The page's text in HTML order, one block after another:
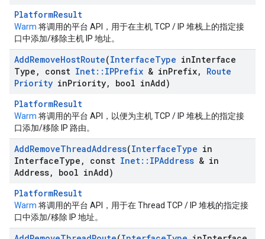
PlatformResult
Warm 将调用的平台 API，用于在主机 TCP / IP 堆栈上的指定接
口中添加/移除主机 IP 地址。
AddRemoveHostRoute(InterfaceType inInterface
Type , const Inet:: IPPrefix & inPrefix,
Route
Priority inPriority, bool inAdd)
PlatformResult
Warm 将调用的平台 API，以便为主机 TCP / IP 堆栈上的指定接
口添加/移除 IP 路由。
AddRemoveThreadAddress(InterfaceType in
InterfaceType , const Inet:: IPAddress & in
Address, bool inAdd)
PlatformResult
Warm 将调用的平台 API，用于在 Thread TCP / IP 堆栈的指定接
口中添加/移除 IP 地址。